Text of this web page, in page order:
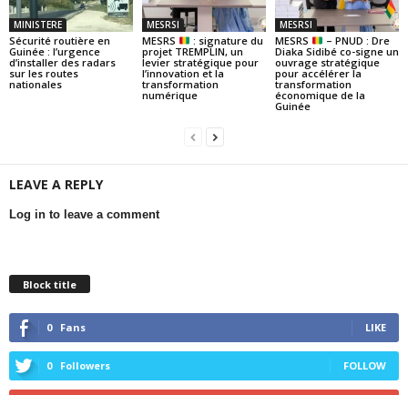
MINISTERE
Sécurité routière en
Guinée : l’urgence
d’installer des radars
sur les routes
nationales
MESRSI
MESRS
: signature du
projet TREMPLIN, un
levier stratégique pour
l’innovation et la
transformation
numérique
MESRSI
MESRS
– PNUD : Dre
Diaka Sidibé co-signe un
ouvrage stratégique
pour accélérer la
transformation
économique de la
Guinée
LEAVE A REPLY
Log in to leave a comment
Block title
0 Fans LIKE
0 Followers FOLLOW